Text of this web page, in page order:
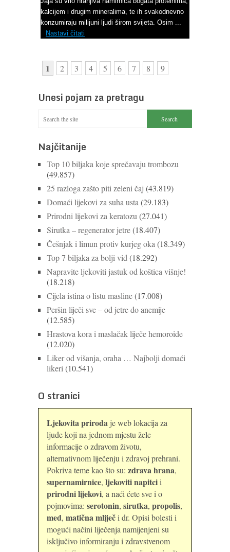
kalcijem i drugim mineralima, te ih svakodnevno
konzumiraju milijuni ljudi širom svijeta. Osim ...
Nastavi čitati
1 2 3 4 5 6 7 8 9
Unesi pojam za pretragu
Najčitanije
Top 10 biljaka koje sprečavaju trombozu
(49.857)
25 razloga zašto piti zeleni čaj (43.819)
Domaći lijekovi za suha usta(29.183)
Prirodni lijekovi za keratozu(27.041)
Sirutka – regenerator jetre(18.407)
Češnjak i limun protiv kurjeg oka(18.349)
Top 7 biljaka za bolji vid(18.292)
Napravite ljekoviti jastuk od koštica višnje!
(18.218)
Cijela istina o listu masline(17.008)
Peršin liječi sve – od jetre do anemije
(12.585)
Hrastova kora i maslačak liječe hemoroide
(12.020)
Liker od višanja, oraha … Najbolji domaći
likeri(10.541)
O stranici
Ljekovita priroda je web lokacija za
ljude koji na jednom mjestu žele
informacije o zdravom životu,
alternativnom liječenju i zdravoj prehrani.
Pokriva teme kao što su: zdrava hrana,
supernamirnice, ljekoviti napitcii
prirodni lijekovi, a naći ćete sve i o
pojmovima: serotonin, sirutka, propolis,
med, matična mliječi dr. Opisi bolesti i
mogući načini liječenja namijenjeni su
isključivo informiranju i zdravstvenom